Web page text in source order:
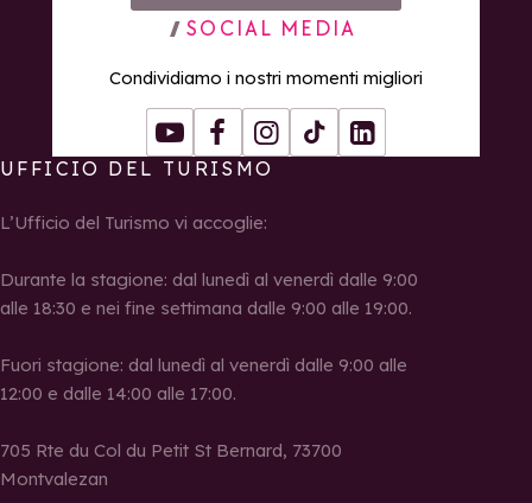
SOCIAL MEDIA
Condividiamo i nostri momenti migliori
YoutubeFacebookInstagram
Tiktok LinkedIn
UFFICIO DEL TURISMO
L’Ufficio del Turismo vi accoglie:
Durante la stagione: dal lunedì al venerdì dalle 9:00
alle 18:30 e nei fine settimana dalle 9:00 alle 19:00.
Fuori stagione: dal lunedì al venerdì dalle 9:00 alle
12:00 e dalle 14:00 alle 17:00.
705 Rte du Col du Petit St Bernard, 73700
Montvalezan